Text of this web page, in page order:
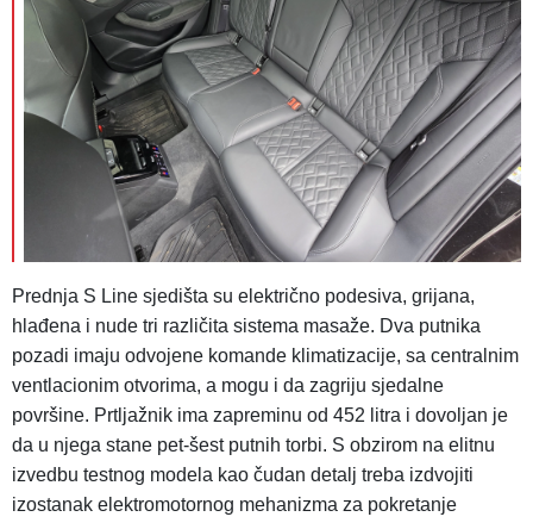
Prednja S Line sjedišta su električno podesiva, grijana,
hlađena i nude tri različita sistema masaže. Dva putnika
pozadi imaju odvojene komande klimatizacije, sa centralnim
ventlacionim otvorima, a mogu i da zagriju sjedalne
površine. Prtljažnik ima zapreminu od 452 litra i dovoljan je
da u njega stane pet-šest putnih torbi. S obzirom na elitnu
izvedbu testnog modela kao čudan detalj treba izdvojiti
izostanak elektromotornog mehanizma za pokretanje